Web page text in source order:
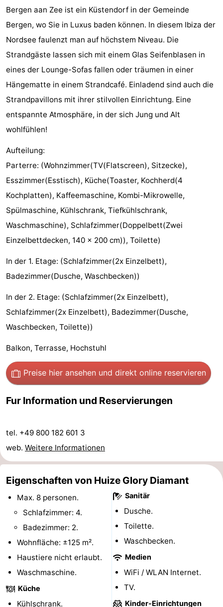
(mit
Frühstück)
Lastminutes
Strand
&
-
Museen
Denkmäler
-
Kirchen
-
-
Minigolfplätze
Dörfer
&
Natur
-
Schwimmbader
-
Radfahren
-
Wandern
-
Reiten
-
Surfen
-
Sportangeln
Essen
und
trinken
Veranstaltungen
Praktisch
Forum
Route
Parken
Reisebuchshop
Bergen aan Zee ist ein Küstendorf in der Gemeinde
Bergen, wo Sie in Luxus baden können. In diesem Ibiza der
Nordsee faulenzt man auf höchstem Niveau. Die
Strandgäste lassen sich mit einem Glas Seifenblasen in
eines der Lounge-Sofas fallen oder träumen in einer
Hängematte in einem Strandcafé. Einladend sind auch die
Strandpavillons mit ihrer stilvollen Einrichtung. Eine
entspannte Atmosphäre, in der sich Jung und Alt
wohlfühlen!
Aufteilung:
Parterre: (Wohnzimmer(TV(Flatscreen), Sitzecke),
Esszimmer(Esstisch), Küche(Toaster, Kochherd(4
Kochplatten), Kaffeemaschine, Kombi-Mikrowelle,
Spülmaschine, Kühlschrank, Tiefkühlschrank,
Waschmaschine), Schlafzimmer(Doppelbett(Zwei
Einzelbettdecken, 140 x 200 cm)), Toilette)
In der 1. Etage: (Schlafzimmer(2x Einzelbett),
Badezimmer(Dusche, Waschbecken))
In der 2. Etage: (Schlafzimmer(2x Einzelbett),
Schlafzimmer(2x Einzelbett), Badezimmer(Dusche,
Waschbecken, Toilette))
Balkon, Terrasse, Hochstuhl
Preise hier ansehen und direkt online reservieren
Fur Information und Reservierungen
tel. +49 800 182 601 3
web. Weitere Informationen
Eigenschaften von Huize Glory Diamant
Max. 8 personen.
Schlafzimmer: 4.
Badezimmer: 2.
Wohnfläche: ±125 m².
Haustiere nicht erlaubt.
Waschmaschine.
Küche
Kühlschrank.
Sanitär
Dusche.
Toilette.
Waschbecken.
Medien
WiFi / WLAN Internet.
TV.
Kinder-Einrichtungen